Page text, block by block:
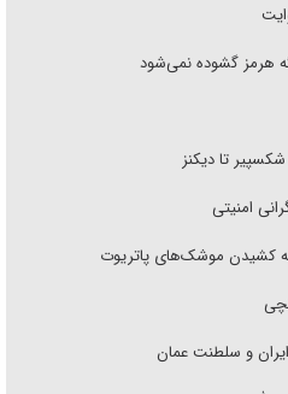
هرمز گشوده نمی‌شود
شکسپیر تا دیکنز
امنیتی
ته کشیدن موشک‌های پاتریوت
و سلطنت عمان